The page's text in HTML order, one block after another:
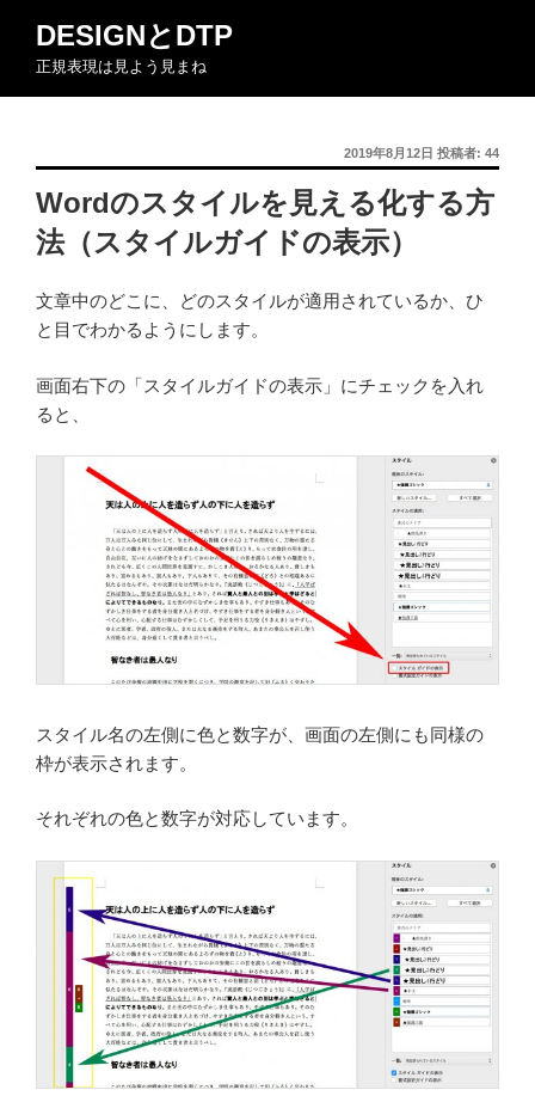
ン
DESIGNとDTP
正規表現は見よう見まね
投
稿
日:
2019年8月12日 投稿者: 44
Wordのスタイルを見える化する方
法（スタイルガイドの表示）
文章中のどこに、どのスタイルが適用されているか、ひ
と目でわかるようにします。
画面右下の「スタイルガイドの表示」にチェックを入れ
ると、
スタイル名の左側に色と数字が、画面の左側にも同様の
枠が表示されます。
それぞれの色と数字が対応しています。